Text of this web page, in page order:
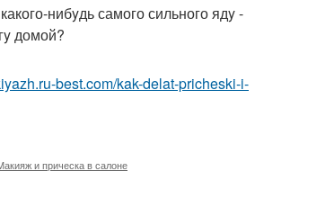
нибyдь самого сильного ядy -
домой?
best.com/kak-delat-pricheski-i-
и прическа в салоне